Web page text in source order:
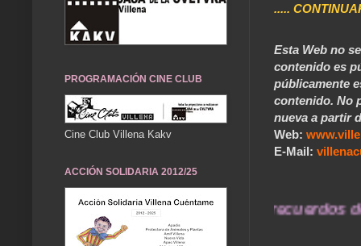
.....
Esta Web no
contenido es
públicamente
contenido. No
nueva a partir
Web:
E-Mail:
... Nuestros recuerdos de ayer
PROGRAMACIÓN CINE CLUB
Cine Club Villena Kakv
ACCIÓN SOLIDARIA 2012/25